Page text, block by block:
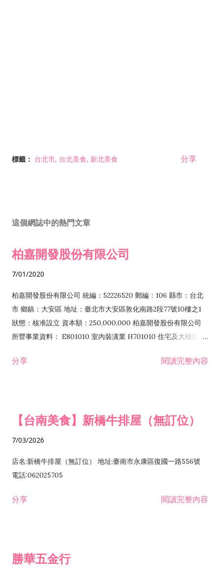
標籤： 台北市 台北美食 新北美食 分享
這個網誌中的熱門文章
柏嘉開發股份有限公司
7/01/2020
柏嘉開發股份有限公司 統編：52226520 郵編：106 縣市：台北
市 鄉鎮：大安區 地址：臺北市大安區敦化南路2段77號10樓之1
狀態：核准設立 資本額：250,000,000 柏嘉開發股份有限公司
所營事業資料： E801010 室內裝潢業 H701010 住宅及大樓開發
發業 H703090 不動產買賣業 H703100 不動產租賃業 I503010
分享 閱讀完整內容
【台南美食】新橋牛排屋（無訂位）
7/03/2026
店名:新橋牛排屋（無訂位） 地址:臺南市永康區復國一路556號
電話:062025705
分享 閱讀完整內容
勝華五金行